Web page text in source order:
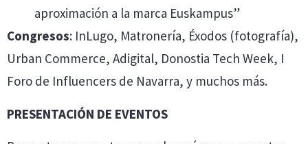
aproximación a la marca Euskampus”
Congresos: InLugo, Matronería, Éxodos (fotografía),
Urban Commerce, Adigital, Donostia Tech Week, I
Foro de Influencers de Navarra, y muchos más.
PRESENTACIÓN DE EVENTOS